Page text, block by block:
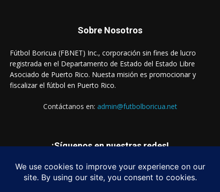
Sobre Nosotros
Fútbol Boricua (FBNET) Inc., corporación sin fines de lucro
registrada en el Departamento de Estado del Estado Libre
Asociado de Puerto Rico. Nuesta misión es promocionar y
fiscalizar el fútbol en Puerto Rico.
Contáctanos en: admin@futbolboricua.net
¡Síguenos en nuestras redes!